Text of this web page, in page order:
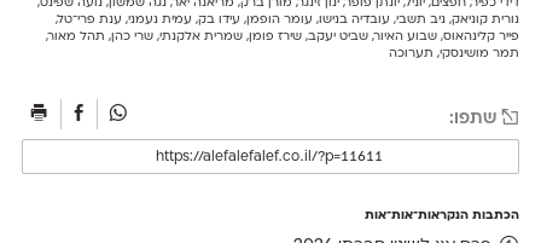
דידי כפיר, חפצים, יוניל, יונתן פופר, ינון זינגר, מורן ברק, מריאנה יאר, נגה שמשון , נועה שפינט,
נורית קוניאק, ניב תשבי, עובדיה בנישו , עומר הופמן , עידו בק, עמית נעמני, ענת פרי־טל,
פייר קלינהאוס, שבוע האיור, שביט יעקב, שירז פומן , שמרית אלקנתי, שרי כהן , תהל מאור,
תמר מושינסקי, תערוכה
שתפו:
הכתבות הנקראות־אות־אות